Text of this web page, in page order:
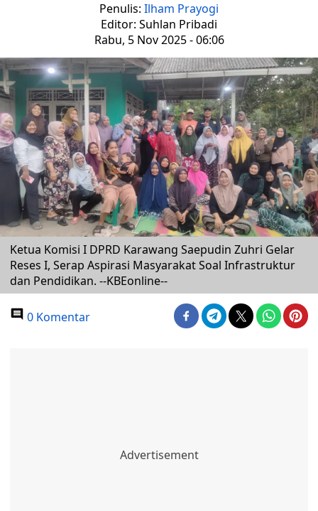
Penulis: Ilham Prayogi
Editor: Suhlan Pribadi
Rabu, 5 Nov 2025 - 06:06
Ketua Komisi I DPRD Karawang Saepudin Zuhri Gelar
Reses I, Serap Aspirasi Masyarakat Soal Infrastruktur
dan Pendidikan. --KBEonline--
0 Komentar